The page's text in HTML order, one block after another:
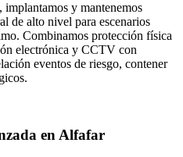
implantamos y mantenemos
de alto nivel para escenarios
Combinamos protección física
electrónica y CCTV con
eventos de riesgo, contener
en Alfafar